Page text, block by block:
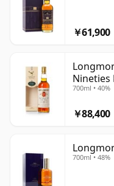
￥61,900
700ml • 40%
￥88,400
700ml • 48%